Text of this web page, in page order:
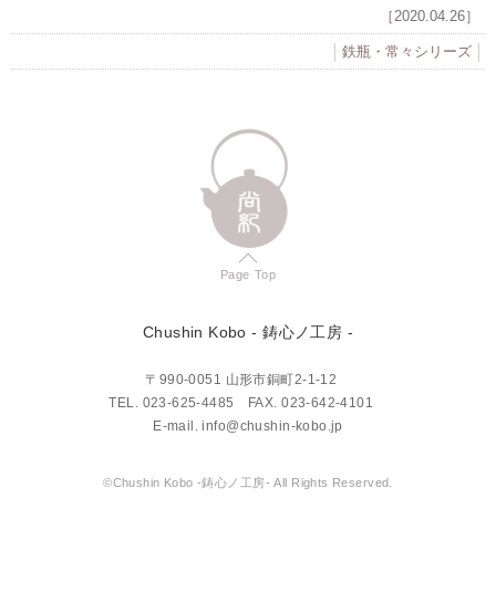
［2020.04.26］
鉄瓶・常々シリーズ
Page Top
Chushin Kobo - 鋳心ノ工房 -
〒990-0051 山形市銅町2-1-12
TEL. 023-625-4485
FAX. 023-642-4101
E-mail.info@chushin-kobo.jp
©Chushin Kobo -鋳心ノ工房- All Rights Reserved.